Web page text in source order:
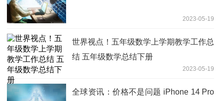
2023-05-19
世界视点！五年级数学上学期教学工作总
结 五年级数学总结下册
2023-05-19
全球资讯：价格不是问题 iPhone 14 Pro